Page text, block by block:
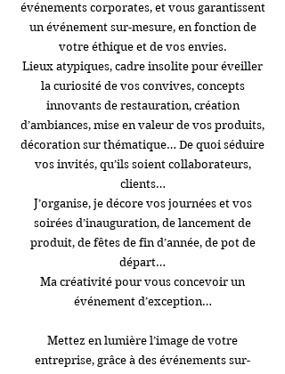
événements corporates, et vous garantissent
un événement sur-mesure, en fonction de
votre éthique et de vos envies.
Lieux atypiques, cadre insolite pour éveiller
la curiosité de vos convives, concepts
innovants de restauration, création
d’ambiances, mise en valeur de vos produits,
décoration sur thématique… De quoi séduire
vos invités, qu’ils soient collaborateurs,
clients…
J’organise, je décore vos journées et vos
soirées d’inauguration, de lancement de
produit, de fêtes de fin d’année, de pot de
départ…
Ma créativité pour vous concevoir un
événement d’exception…
Mettez en lumière l’image de votre
entreprise, grâce à des événements sur-